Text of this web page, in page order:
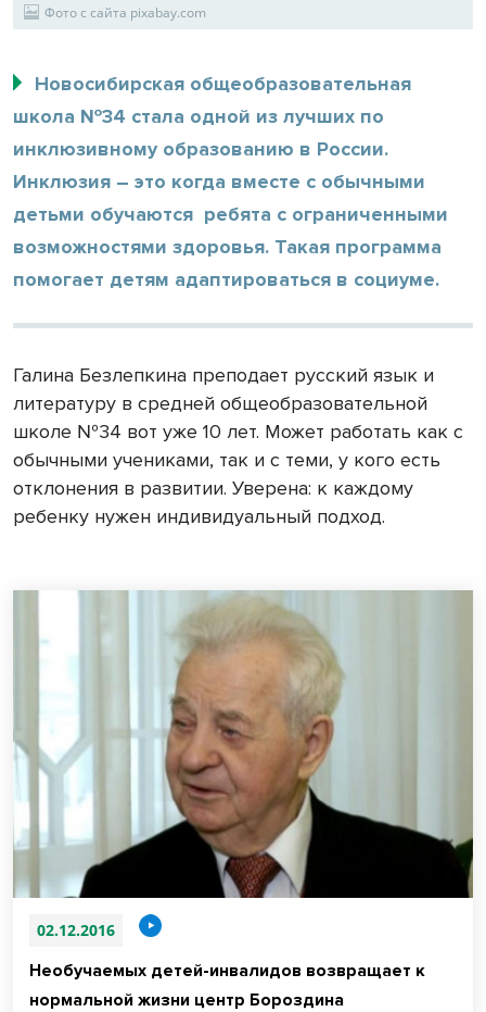
Фото с сайта pixabay.com
Новосибирская общеобразовательная
школа №34 стала одной из лучших по
инклюзивному образованию в России.
Инклюзия – это когда вместе с обычными
детьми обучаются ребята с ограниченными
возможностями здоровья. Такая программа
помогает детям адаптироваться в социуме.
Галина Безлепкина преподает русский язык и
литературу в средней общеобразовательной
школе №34 вот уже 10 лет. Может работать как с
обычными учениками, так и с теми, у кого есть
отклонения в развитии. Уверена: к каждому
ребенку нужен индивидуальный подход.
02.12.2016
Необучаемых детей-инвалидов возвращает к
нормальной жизни центр Бороздина